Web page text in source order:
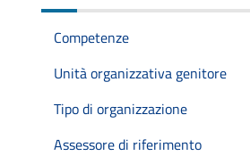
Competenze
Unità organizzativa genitore
Tipo di organizzazione
Assessore di riferimento